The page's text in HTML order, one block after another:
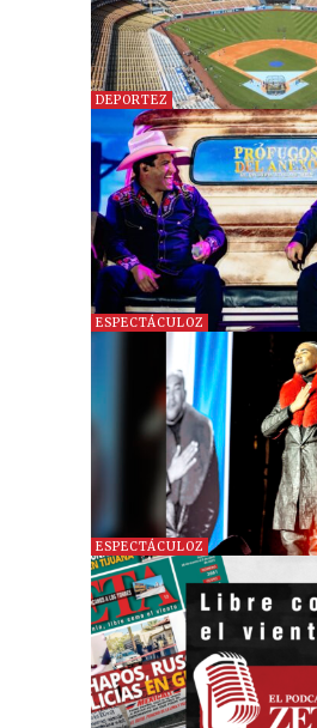
DEPORTEZ
ESPECTÁCULOZ
ESPECTÁCULOZ